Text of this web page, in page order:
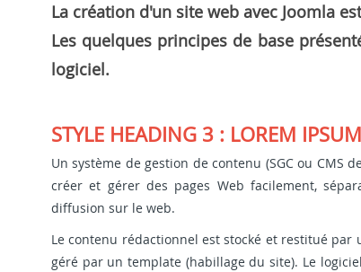
La création d'un site web avec Joomla
Les quelques principes de base
logiciel.
STYLE HEADING 3 : LOREM
Un système de gestion de contenu (SGC ou CMS
créer et gérer des pages Web facilement,
diffusion sur le web.
Le contenu rédactionnel est stocké et restitué par
géré par un template (habillage du site). Le